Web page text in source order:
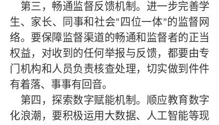
第三，畅通监督反馈机制。进一步完善学
生、家长、同事和社会“ 四位一体”的监督网
络。要保障监督渠道的畅通和监督者的正当
权益，对收到的任何举报与反馈，都要由专
门机构和人员负责核查处理，切实做到件件
有着落、事事有回音。
第四，探索数字赋能机制。顺应教育数字
化浪潮，要积极运用大数据、人工智能等现